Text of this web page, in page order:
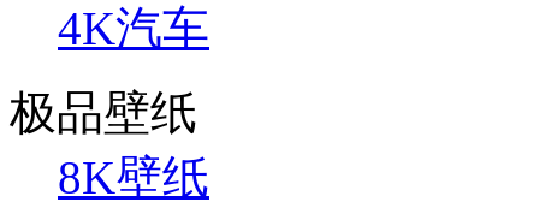
4K汽车
极品壁纸
8K壁纸